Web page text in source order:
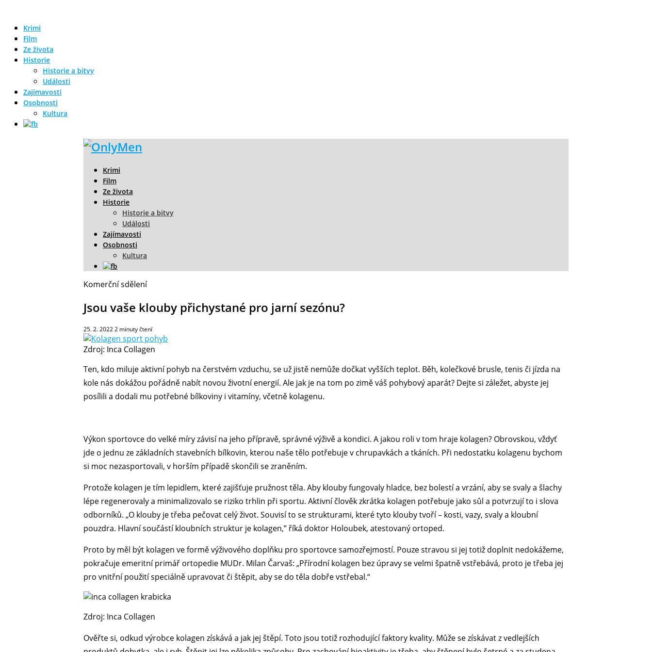
Krimi
Film
Ze života
Historie
Historie a bitvy
Události
Zajímavosti
Osobnosti
Kultura
Krimi
Film
Ze života
Historie
Historie a bitvy
Události
Zajímavosti
Osobnosti
Kultura
Komerční sdělení
Jsou vaše klouby přichystané pro jarní sezónu?
25. 2. 20222 minuty čtení
Zdroj: Inca Collagen
Ten, kdo miluje aktivní pohyb na čerstvém vzduchu, se už jistě nemůže dočkat vyšších teplot. Běh, kolečkové brusle, tenis či jízda na
kole nás dokážou pořádně nabít novou životní energií. Ale jak je na tom po zimě váš pohybový aparát? Dejte si záležet, abyste jej
posílili a dodali mu potřebné bílkoviny i vitamíny, včetně kolagenu.
Výkon sportovce do velké míry závisí na jeho přípravě, správné výživě a kondici. A jakou roli v tom hraje kolagen? Obrovskou, vždyť
jde o jednu ze základních stavebních bílkovin, kterou naše tělo potřebuje v chrupavkách a tkáních. Při nedostatku kolagenu bychom
si moc nezasportovali, v horším případě skončili se zraněním.
Protože kolagen je tím lepidlem, které zajišťuje pružnost těla. Aby klouby fungovaly hladce, bez bolestí a vrzání, aby se svaly a šlachy
lépe regenerovaly a minimalizovalo se riziko trhlin při sportu. Aktivní člověk zkrátka kolagen potřebuje jako sůl a potvrzují to i slova
odborníků. „O klouby je třeba pečovat celý život. Souvisí to se strukturami, které tyto klouby tvoří – kosti, vazy, svaly a kloubní
pouzdra. Hlavní součástí kloubních struktur je kolagen,” říká doktor Holoubek, atestovaný ortoped.
Proto by měl být kolagen ve formě výživového doplňku pro sportovce samozřejmostí. Pouze stravou si jej totiž doplnit nedokážeme,
pokračuje emeritní primář ortopedie MUDr. Milan Čarvaš: „Přírodní kolagen bez úpravy se velmi špatně vstřebává, proto je třeba jej
pro vnitřní použití speciálně upravovat či štěpit, aby se do těla dobře vstřebal.“
Zdroj: Inca Collagen
Ověřte si, odkud výrobce kolagen získává a jak jej štěpí. Toto jsou totiž rozhodující faktory kvality. Může se získávat z vedlejších